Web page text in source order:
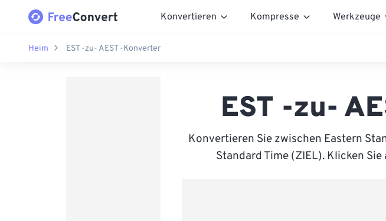
Konvertieren Kompresse Werkzeuge
Heim EST -zu- AEST -Konverter
EST -zu-
Konvertieren Sie zwischen Eastern
Standard Time (ZIEL). Klicken